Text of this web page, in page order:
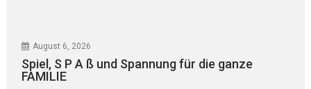
August 6, 2026
Spiel, S P A ß und Spannung für die ganze
FAMILIE